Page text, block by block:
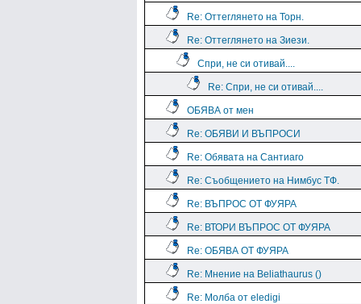
Re: Оттеглянето на Торн.
Re: Оттеглянето на Зиези.
Спри, не си отивай....
Re: Спри, не си отивай....
ОБЯВА от мен
Re: ОБЯВИ И ВЪПРОСИ
Re: Обявата на Сантиаго
Re: Съобщението на Нимбус ТФ.
Re: ВЪПРОС ОТ ФУЯРА
Re: ВТОРИ ВЪПРОС ОТ ФУЯРА
Re: ОБЯВА ОТ ФУЯРА
Re: Мнение на Beliathaurus ()
Re: Молба от eledigi